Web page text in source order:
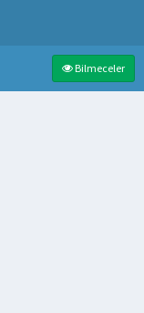
Bilmeceler